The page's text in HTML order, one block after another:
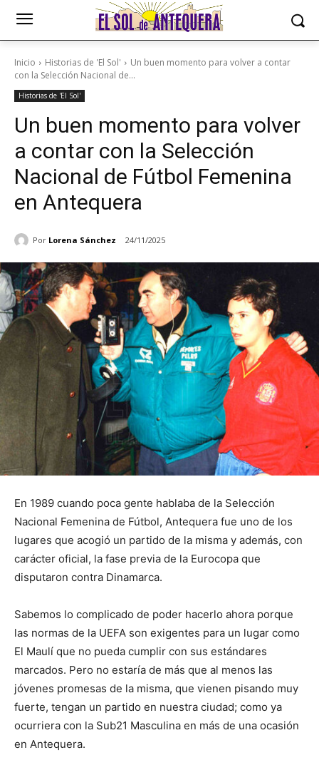
Inicio Historias de 'El Sol'
Un buen momento para volver a contar
con la Selección Nacional de...
Historias de 'El Sol'
Un buen momento para volver
a contar con la Selección
Nacional de Fútbol Femenina
en Antequera
Por Lorena Sánchez 24/11/2025
En 1989 cuando poca gente hablaba de la Selección
Nacional Femenina de Fútbol, Antequera fue uno de los
lugares que acogió un partido de la misma y además, con
carácter oficial, la fase previa de la Eurocopa que
disputaron contra Dinamarca.
Sabemos lo complicado de poder hacerlo ahora porque
las normas de la UEFA son exigentes para un lugar como
El Maulí que no pueda cumplir con sus estándares
marcados. Pero no estaría de más que al menos las
jóvenes promesas de la misma, que vienen pisando muy
fuerte, tengan un partido en nuestra ciudad; como ya
ocurriera con la Sub21 Masculina en más de una ocasión
en Antequera.